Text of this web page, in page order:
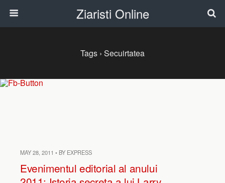
Ziaristi Online
Tags › Secuirtatea
MAY 28, 2011 • BY EXPRESS
Evenimentul editorial al anului